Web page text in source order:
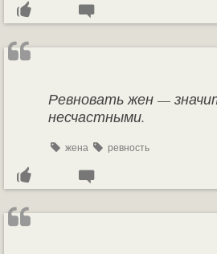
Ревновать жен —
несчастными.
жена ревность